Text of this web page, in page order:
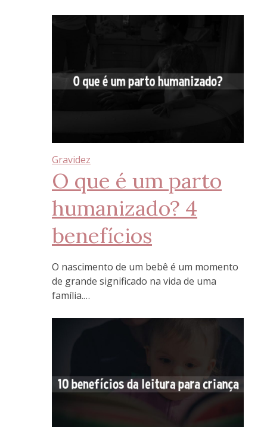
Gravidez
O que é um parto
humanizado? 4
benefícios
O nascimento de um bebê é um momento
de grande significado na vida de uma
família.…